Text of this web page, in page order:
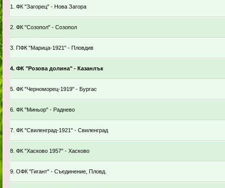
1. ФК "Загорец" - Нова Загора
2. ФК "Созопол" - Созопол
3. ПФК "Марица-1921" - Пловдив
4. ФК "Розова долина" - Казанлък
5. ФК "Черноморец-1919" - Бургас
6. ФК "Миньор" - Раднево
7. ФК "Свиленград-1921" - Свиленград
8. ФК "Хасково 1957" - Хасково
9. ОФК "Гигант" - Съединение, Пловд.